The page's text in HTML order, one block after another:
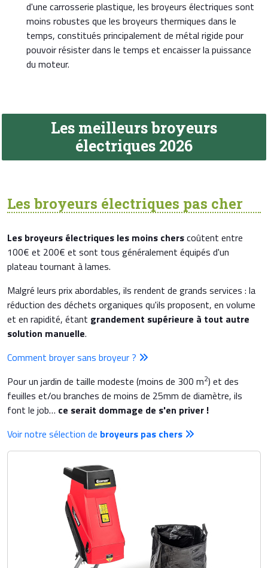
d'une carrosserie plastique, les broyeurs électriques sont
moins robustes que les broyeurs thermiques dans le
temps, constitués principalement de métal rigide pour
pouvoir résister dans le temps et encaisser la puissance
du moteur.
Les meilleurs broyeurs
électriques 2026
Les broyeurs électriques pas cher
Les broyeurs électriques les moins cherscoûtent entre
100€ et 200€ et sont tous généralement équipés d'un
plateau tournant à lames.
Malgré leurs prix abordables, ils rendent de grands services : la
réduction des déchets organiques qu'ils proposent, en volume
et en rapidité, étant grandement supérieure à tout autre
solution manuelle.
Comment broyer sans broyeur ?
Pour un jardin de taille modeste (moins de 300 m2) et des
feuilles et/ou branches de moins de 25mm de diamètre, ils
font le job… ce serait dommage de s'en priver !
Voir notre sélection de broyeurs pas chers